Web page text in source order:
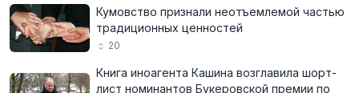
Кумовство признали неотъемлемой частью
традиционных ценностей
20
Книга иноагента Кашина возглавила шорт-
лист номинантов Букеровской премии по